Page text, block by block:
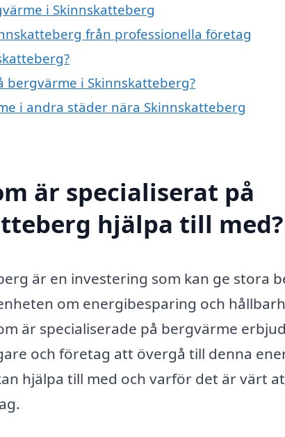
i Skinnskatteberg
från professionella företag
i Skinnskatteberg?
i andra städer nära Skinnskatteberg
är specialiserat på
hjälpa till med?
är en investering som kan ge stora
om energibesparing och
är specialiserade på bergvärme
och företag att övergå till denna
hjälpa till med och varför det är värt